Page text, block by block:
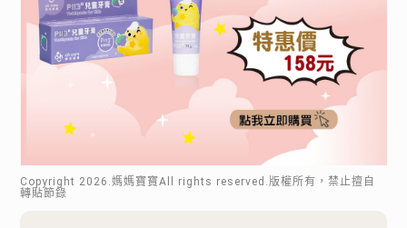
Copyright 2026 .媽媽寶寶All rights reserved.版權所有，禁止擅自
轉貼節錄